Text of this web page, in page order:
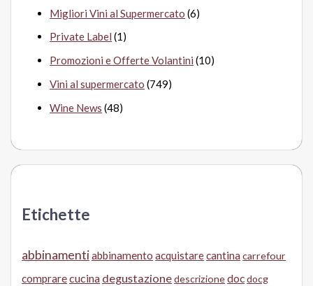
Migliori Vini al Supermercato (6)
Private Label (1)
Promozioni e Offerte Volantini (10)
Vini al supermercato (749)
Wine News (48)
Etichette
abbinamentiabbinamento acquistarecantina carrefour
comprarecucina degustazionedescrizionedocdocg